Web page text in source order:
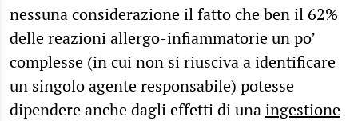
nessuna considerazione il fatto che ben il 62%
delle reazioni allergo-infiammatorie un po’
complesse (in cui non si riusciva a identificare
un singolo agente responsabile) potesse
dipendere anche dagli effetti di unaingestione